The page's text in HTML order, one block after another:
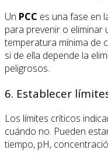
Un PCC es una fase en
para prevenir o eliminar
temperatura mínima de
si de ella depende la
peligrosos.
6. Establecer
Los límites críticos
cuándo no. Pueden
tiempo, pH,